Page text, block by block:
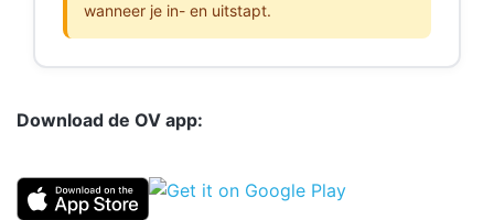
wanneer je in- en uitstapt.
Download de OV app: